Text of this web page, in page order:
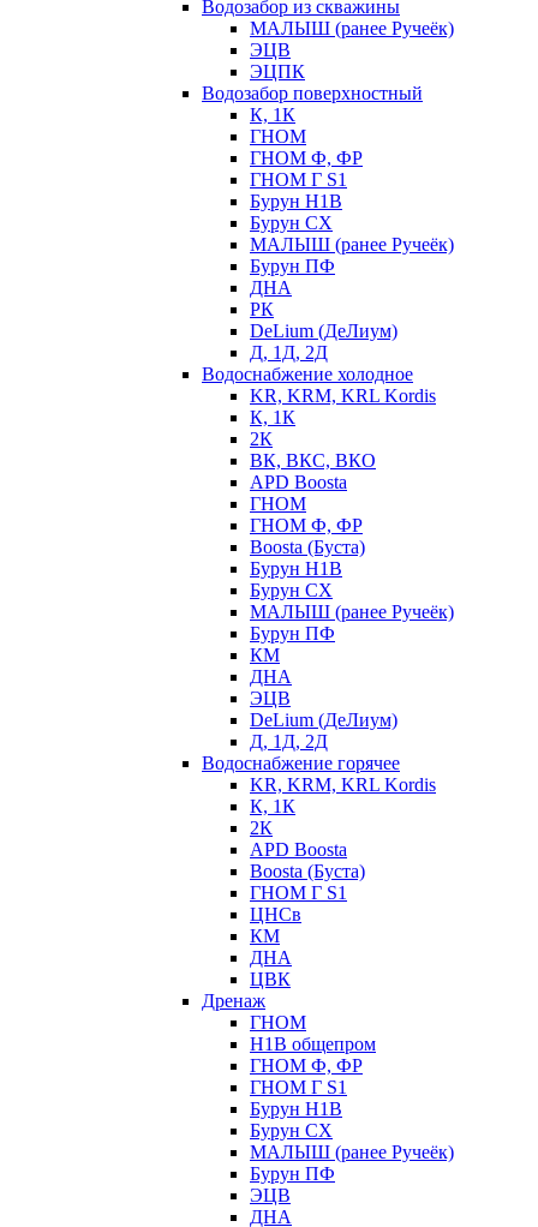
Водозабор из скважины
МАЛЫШ (ранее Ручеёк)
ЭЦВ
ЭЦПК
Водозабор поверхностный
К, 1К
ГНОМ
ГНОМ Ф, ФР
ГНОМ Г S1
Бурун Н1В
Бурун СХ
МАЛЫШ (ранее Ручеёк)
Бурун ПФ
ДНА
РК
DeLium (ДеЛиум)
Д, 1Д, 2Д
Водоснабжение холодное
KR, KRM, KRL Kordis
К, 1К
2К
ВК, ВКС, ВКО
APD Boosta
ГНОМ
ГНОМ Ф, ФР
Boosta (Буста)
Бурун Н1В
Бурун СХ
МАЛЫШ (ранее Ручеёк)
Бурун ПФ
КМ
ДНА
ЭЦВ
DeLium (ДеЛиум)
Д, 1Д, 2Д
Водоснабжение горячее
KR, KRM, KRL Kordis
К, 1К
2К
APD Boosta
Boosta (Буста)
ГНОМ Г S1
ЦНСв
КМ
ДНА
ЦВК
Дренаж
ГНОМ
Н1В общепром
ГНОМ Ф, ФР
ГНОМ Г S1
Бурун Н1В
Бурун СХ
МАЛЫШ (ранее Ручеёк)
Бурун ПФ
ЭЦВ
ДНА